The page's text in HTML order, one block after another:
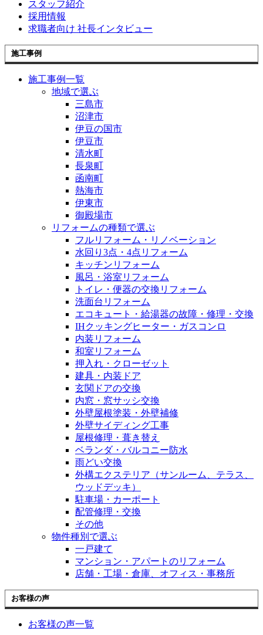
スタッフ紹介
採用情報
求職者向け 社長インタビュー
施工事例
施工事例一覧
地域で選ぶ
三島市
沼津市
伊豆の国市
伊豆市
清水町
長泉町
函南町
熱海市
伊東市
御殿場市
リフォームの種類で選ぶ
フルリフォーム・リノベーション
水回り3点・4点リフォーム
キッチンリフォーム
風呂・浴室リフォーム
トイレ・便器の交換リフォーム
洗面台リフォーム
エコキュート・給湯器の故障・修理・交換
IHクッキングヒーター・ガスコンロ
内装リフォーム
和室リフォーム
押入れ・クローゼット
建具・内装ドア
玄関ドアの交換
内窓・窓サッシ交換
外壁屋根塗装・外壁補修
外壁サイディング工事
屋根修理・葺き替え
ベランダ・バルコニー防水
雨どい交換
外構エクステリア（サンルーム、テラス、
ウッドデッキ）
駐車場・カーポート
配管修理・交換
その他
物件種別で選ぶ
一戸建て
マンション・アパートのリフォーム
店舗・工場・倉庫、オフィス・事務所
お客様の声
お客様の声一覧